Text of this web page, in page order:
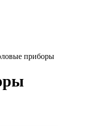
приборы